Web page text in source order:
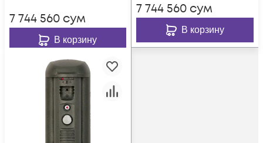
7 744 560 сум
В корзину
7 744 560 сум
В корзину